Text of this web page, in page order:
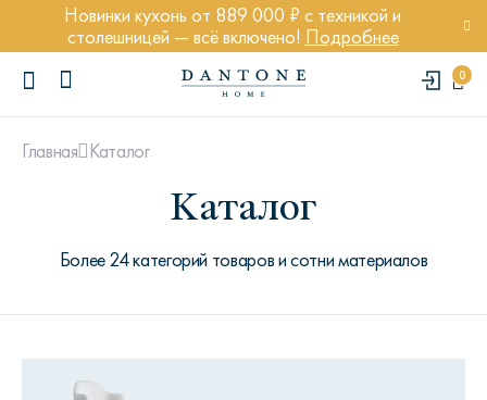
Новинки кухонь от 889 000 ₽ с техникой и
столешницей — всё включено! Подробнее
0
Диван Марсель
Кровать Ньюбери
Главная Каталог
Каталог
Более 24 категорий товаров и сотни материалов